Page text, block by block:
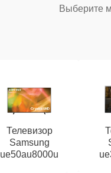
Выберите
Телевизор
Samsung
ue50au8000u